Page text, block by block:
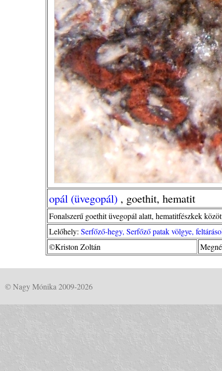
opál (üvegopál), goethit, hematit
Fonalszerű goethit üvegopál alatt, hematitfészkek
Lelőhely: Serfőző-hegy, Serfőző patak völgye,
©Kriston Zoltán
© Nagy Mónika 2009-2026